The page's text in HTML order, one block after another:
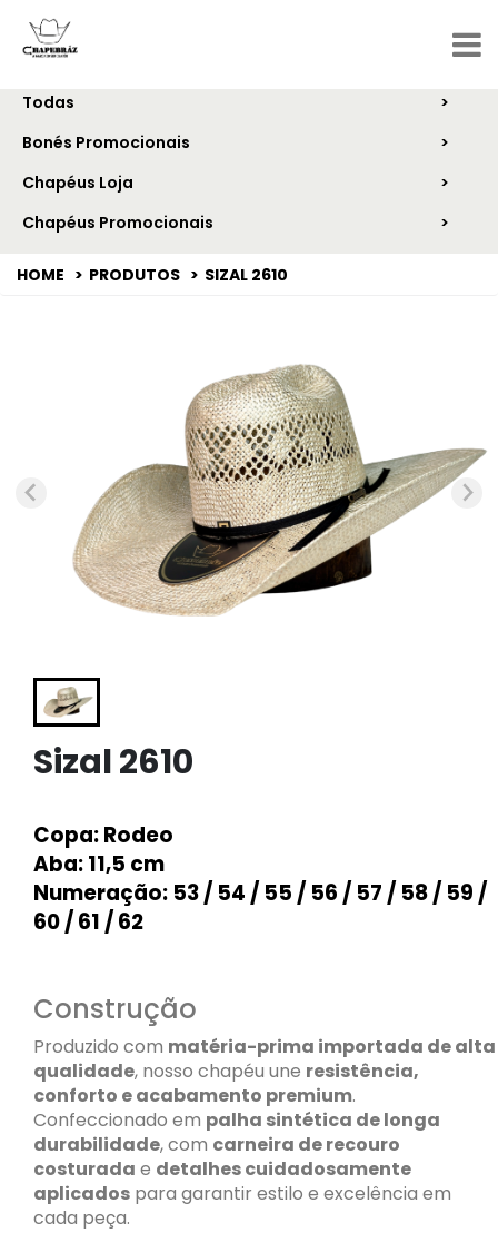
CATEGORIAS
Todas
Bonés Promocionais
Chapéus Loja
Chapéus Promocionais
HOME PRODUTOS SIZAL 2610
Sizal 2610
Copa: Rodeo
Aba: 11,5 cm
Numeração: 53 / 54 / 55 / 56 / 57 / 58 / 59 /
60 / 61 / 62
Construção
Produzido com matéria-prima importada de alta
qualidade, nosso chapéu une resistência,
conforto e acabamento premium.
Confeccionado em palha sintética de longa
durabilidade, com carneira de recouro
costurada e detalhes cuidadosamente
aplicados para garantir estilo e excelência em
cada peça.